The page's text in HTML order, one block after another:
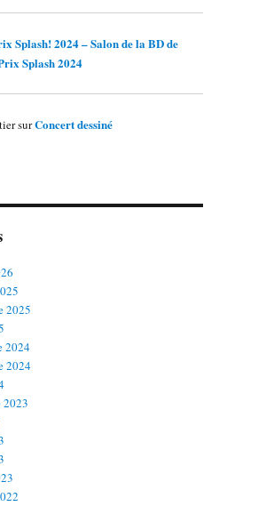
Splash! 2024 – Salon de la BD de
Splash 2024
surConcert dessiné
2025
2024
2024
2023